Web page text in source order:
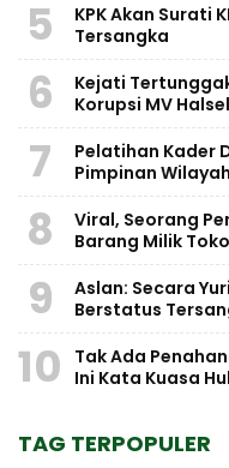
5
KPK Akan Surati
Tersangka
6
Kejati
Korupsi MV
7
Pelatihan Kader
Pimpinan
8
Viral, Seorang
Barang Milik
9
Aslan: Secara
Berstatus
10
Tak Ada
Ini Kata Kuasa
TAG TERPOPULER